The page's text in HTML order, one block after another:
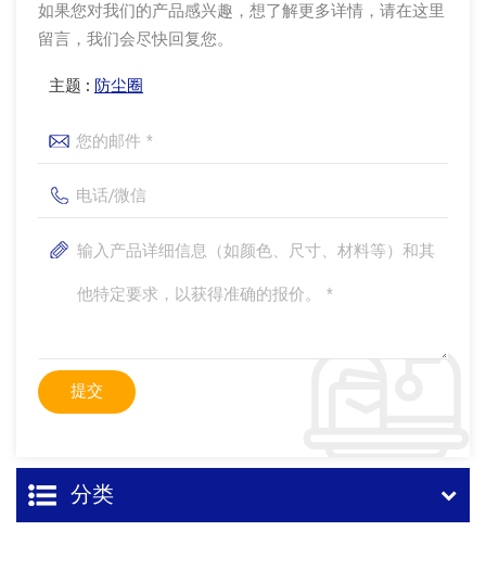
如果您对我们的产品感兴趣，想了解更多详情，请在这里
留言，我们会尽快回复您。
主题 : 防尘圈
分类